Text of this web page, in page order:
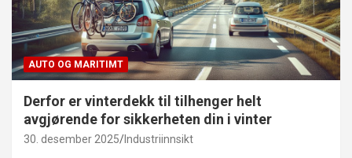
AUTO OG MARITIMT
Derfor er vinterdekk til tilhenger helt
avgjørende for sikkerheten din i vinter
30. desember 2025 Industriinnsikt